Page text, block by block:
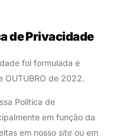
de Privacidade
foi formulada e
OUTUBRO de 2022.
Política de
em função da
em nossositeou em